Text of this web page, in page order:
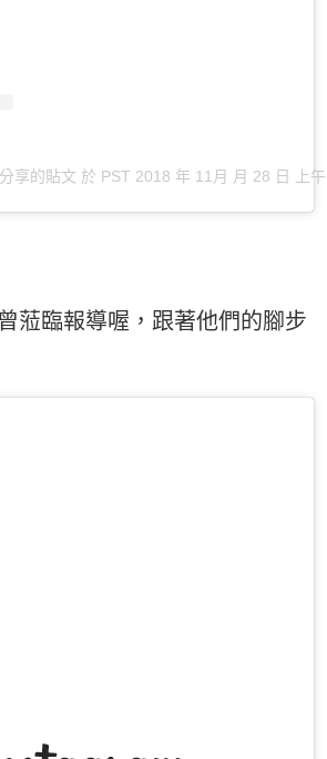
享的貼文 於 PST 2018 年 11月 月 28 日 上
蒞臨報導喔，跟著他們的腳步